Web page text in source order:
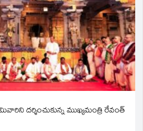
దర్శించుకున్న ముఖ్యమంత్రి రేవంత్